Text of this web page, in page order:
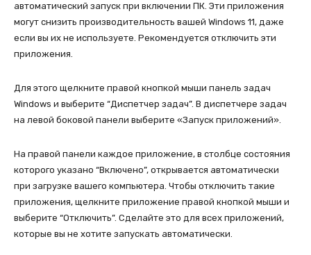
автоматический запуск при включении ПК. Эти приложения
могут снизить производительность вашей Windows 11, даже
если вы их не используете. Рекомендуется отключить эти
приложения.
Для этого щелкните правой кнопкой мыши панель задач
Windows и выберите “Диспетчер задач”. В диспетчере задач
на левой боковой панели выберите «Запуск приложений».
На правой панели каждое приложение, в столбце состояния
которого указано “Включено”, открывается автоматически
при загрузке вашего компьютера. Чтобы отключить такие
приложения, щелкните приложение правой кнопкой мыши и
выберите “Отключить”. Сделайте это для всех приложений,
которые вы не хотите запускать автоматически.